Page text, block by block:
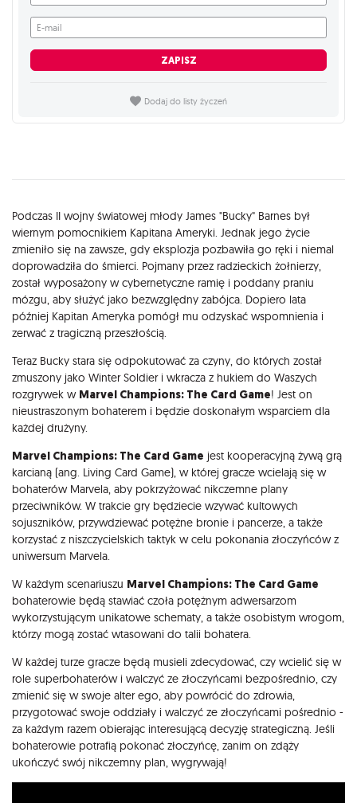
E-mail
ZAPISZ
Dodaj do listy życzeń
Opis
Podczas II wojny światowej młody James "Bucky" Barnes był
wiernym pomocnikiem Kapitana Ameryki. Jednak jego życie
zmieniło się na zawsze, gdy eksplozja pozbawiła go ręki i niemal
doprowadziła do śmierci. Pojmany przez radzieckich żołnierzy,
został wyposażony w cybernetyczne ramię i poddany praniu
mózgu, aby służyć jako bezwzględny zabójca. Dopiero lata
później Kapitan Ameryka pomógł mu odzyskać wspomnienia i
zerwać z tragiczną przeszłością.
Teraz Bucky stara się odpokutować za czyny, do których został
zmuszony jako Winter Soldier i wkracza z hukiem do Waszych
rozgrywek w Marvel Champions: The Card Game! Jest on
nieustraszonym bohaterem i będzie doskonałym wsparciem dla
każdej drużyny.
Marvel Champions: The Card Game jest kooperacyjną żywą grą
karcianą (ang. Living Card Game), w której gracze wcielają się w
bohaterów Marvela, aby pokrzyżować nikczemne plany
przeciwników. W trakcie gry będziecie wzywać kultowych
sojuszników, przywdziewać potężne bronie i pancerze, a także
korzystać z niszczycielskich taktyk w celu pokonania złoczyńców z
uniwersum Marvela.
W każdym scenariuszu Marvel Champions: The Card Game
bohaterowie będą stawiać czoła potężnym adwersarzom
wykorzystującym unikatowe schematy, a także osobistym wrogom,
którzy mogą zostać wtasowani do talii bohatera.
W każdej turze gracze będą musieli zdecydować, czy wcielić się w
role superbohaterów i walczyć ze złoczyńcami bezpośrednio, czy
zmienić się w swoje alter ego, aby powrócić do zdrowia,
przygotować swoje oddziały i walczyć ze złoczyńcami pośrednio -
za każdym razem obierając interesującą decyzję strategiczną. Jeśli
bohaterowie potrafią pokonać złoczyńcę, zanim on zdąży
ukończyć swój nikczemny plan, wygrywają!